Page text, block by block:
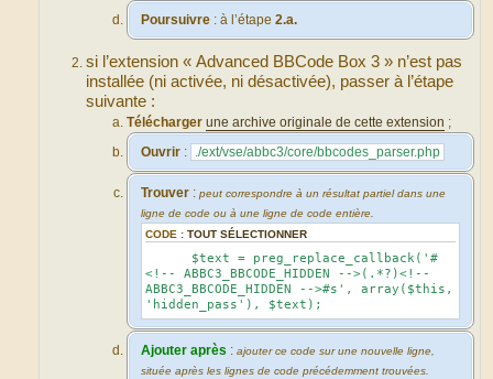
Poursuivre : à l’étape2.a.
si l’extension « Advanced BBCode Box 3 » n’est pas
installée (ni activée, ni désactivée), passer à l’étape
suivante :
Télécharger une archive originale de cette extension ;
Ouvrir : ./ext/vse/abbc3/core/bbcodes_parser.php
Trouver :peut correspondre à un résultat partiel dans une
ligne de code ou à une ligne de code entière.
CODE :TOUT SÉLECTIONNER
$text = preg_replace_callback('#
<!-- ABBC3_BBCODE_HIDDEN -->(.*?)<!--
ABBC3_BBCODE_HIDDEN -->#s', array($this,
'hidden_pass'), $text);
Ajouter après :ajouter ce code sur une nouvelle ligne,
située après les lignes de code précédemment trouvées.